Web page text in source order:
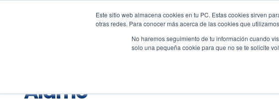
Este sitio web almacena cookies en tu PC. Estas cookies sirven
otras redes. Para conocer más acerca de las cookies que
No haremos seguimiento de tu información cuando
solo una pequeña cookie para que no se te solicite
Tour Demos Pages Sections
Alamo